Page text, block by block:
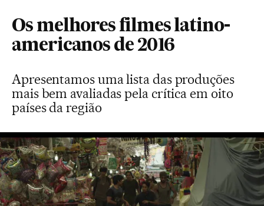
Os melhores filmes latino-
americanos de 2016
Apresentamos uma lista das produções
mais bem avaliadas pela crítica em oito
países da região